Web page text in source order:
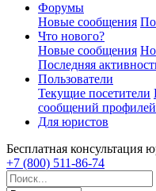
Форумы
Новые сообщения
Что нового?
Новые сообщения
Последняя
Пользователи
Текущие посетители
сообщений профилей
Для юристов
Бесплатная консультация
+7 (800) 511-86-74